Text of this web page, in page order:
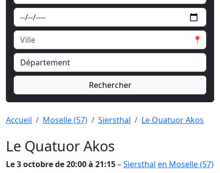
📍
Rechercher
Accueil Moselle (57) Siersthal Le Quatuor Akos
Le Quatuor Akos
Le 3 octobre de 20:00 à 21:15–Siersthal en Moselle (57)